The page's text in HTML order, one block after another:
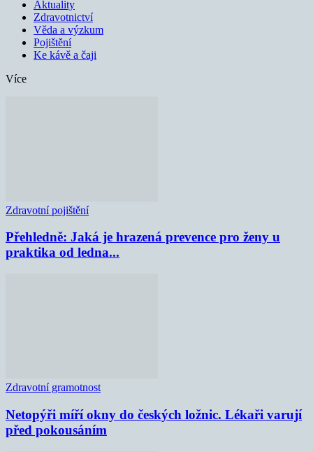
Aktuality
Zdravotnictví
Věda a výzkum
Pojištění
Ke kávě a čaji
Více
Zdravotní pojištění
Přehledně: Jaká je hrazená prevence pro ženy u
praktika od ledna...
Zdravotní gramotnost
Netopýři míří okny do českých ložnic. Lékaři varují
před pokousáním